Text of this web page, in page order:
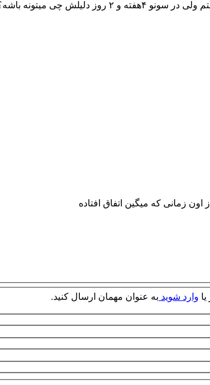
زمانی که میگین اتفاق افتاده
وارد شوید به عنوان مهمان ارسال کنید.